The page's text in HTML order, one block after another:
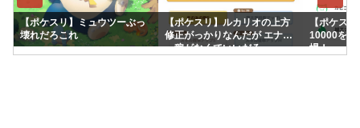
【ポケスリ】ミュウツーぶっ
壊れだろこれ
【ポケスリ】ルカリオの上方
修正がっかりなんだが エナジ
ー稼がなくていいだろ
【ポケス
10000を超
場！